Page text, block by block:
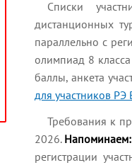
Списки
дистанционных
параллельно с
олимпиад 8
баллы, анкета
для участников
Требования к
2026. Напоминаем:
регистрации